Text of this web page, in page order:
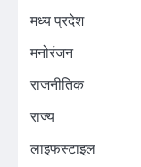
मध्य प्रदेश
मनोरंजन
राजनीतिक
राज्य
लाइफस्टाइल